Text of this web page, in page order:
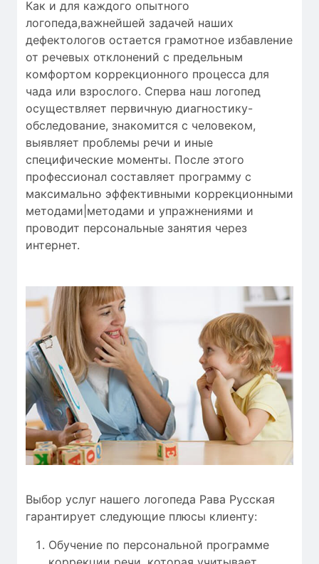
Как и для каждого опытного
логопеда,важнейшей задачей наших
дефектологов остается грамотное избавление
от речевых отклонений с предельным
комфортом коррекционного процесса для
чада или взрослого. Сперва наш логопед
осуществляет первичную диагностику-
обследование, знакомится с человеком,
выявляет проблемы речи и иные
специфические моменты. После этого
профессионал составляет программу с
максимально эффективными коррекционными
методами|методами и упражнениями и
проводит персональные занятия через
интернет.
Выбор услуг нашего логопеда Рава Русская
гарантирует следующие плюсы клиенту:
Обучение по персональной программе